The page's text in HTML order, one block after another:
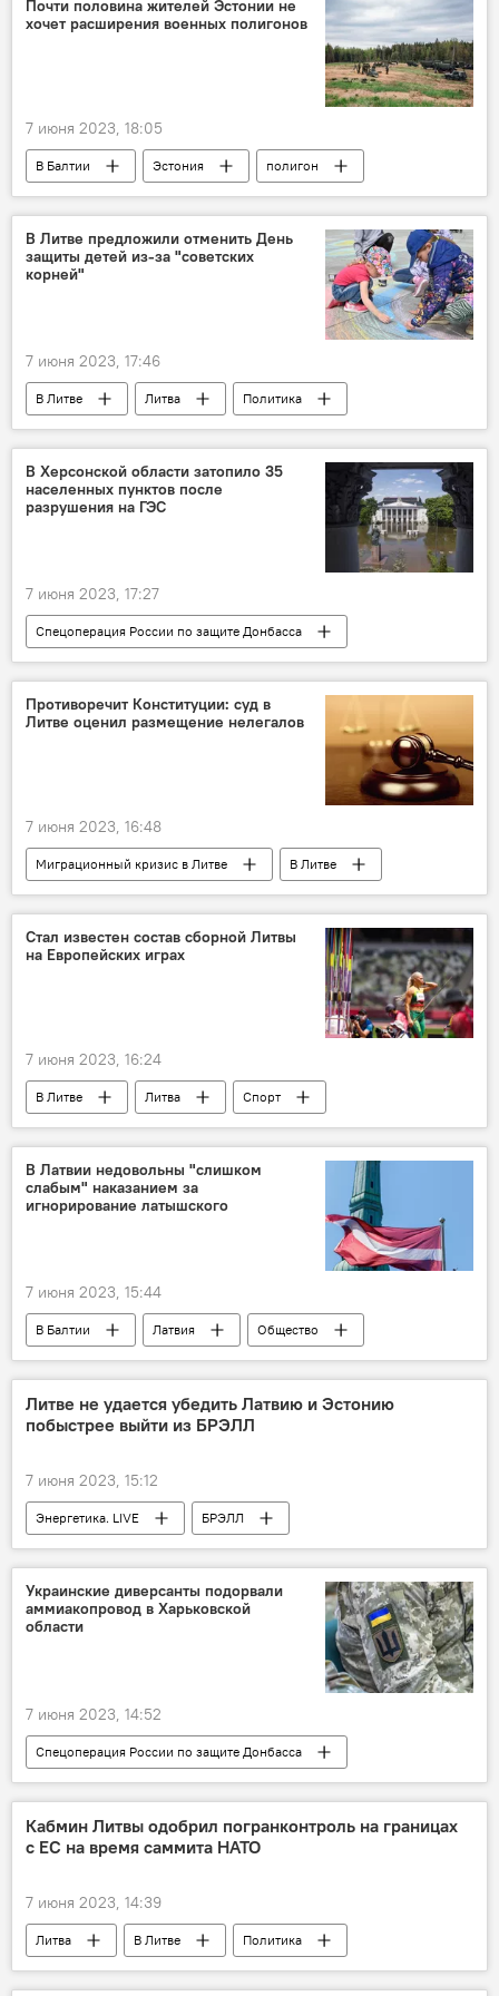
Правительственный кризис в Литве
Почти половина жителей Эстонии не
хочет расширения военных полигонов
7 июня 2023, 18:05
В Балтии Эстония
полигон
НАТО
В Литве предложили отменить День
защиты детей из-за "советских
корней"
7 июня 2023, 17:46
В Литве Литва
Политика
Общество
дети
В Херсонской области затопило 35
населенных пунктов после
разрушения на ГЭС
7 июня 2023, 17:27
Спецоперация России по защите Донбасса
Херсонская область
Разрушения на Каховской ГЭС
Противоречит Конституции: суд в
Литве оценил размещение нелегалов
7 июня 2023, 16:48
Миграционный кризис в Литве
В Литве
Литва
Общество
миграционный кризис
мигранты
Стал известен состав сборной Литвы
на Европейских играх
7 июня 2023, 16:24
В Литве Литва
Спорт
Национальный олимпийский комитет (LTOK)
В Латвии недовольны "слишком
слабым" наказанием за
игнорирование латышского
7 июня 2023, 15:44
В Балтии Латвия
Общество
латышский язык
Литве не удается убедить Латвию и Эстонию
побыстрее выйти из БРЭЛЛ
7 июня 2023, 15:12
Энергетика. LIVE
БРЭЛЛ
Энергостратегия Литвы и выход из БРЭЛЛ
выход Литвы из БРЭЛЛ
В Литве
Литва
Латвия
Эстония
Украинские диверсанты подорвали
аммиакопровод в Харьковской
области
7 июня 2023, 14:52
Спецоперация России по защите Донбасса
Минобороны РФ
Украина
Россия
В мире
Кабмин Литвы одобрил погранконтроль на границах
с ЕС на время саммита НАТО
7 июня 2023, 14:39
Литва В Литве
Политика
НАТО
Саммит НАТО в Литве